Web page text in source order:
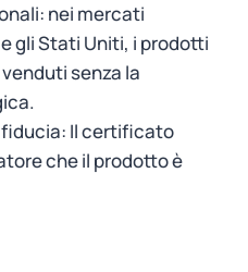
nei mercati
gli Stati Uniti, i prodotti
senza la
fiducia: Il certificato
che il prodotto è